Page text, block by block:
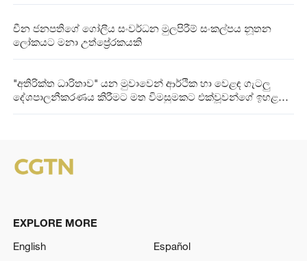
චීන ජනපතිගේ ගෝලීය සංවර්ධන මුලපිරීම් සංකල්පය නූතන
ලෝකයට මනා උත්ප්‍රේරකයකි
"අතිරික්ත ධාරිතාව" යන මුවාවෙන් ආර්ථික හා වෙළඳ ගැටලු
දේශපාලනීකරණය කිරීමට මත විමසුමකට එක්වූවන්ගේ ඉහළ
EXPLORE MORE
English
Español